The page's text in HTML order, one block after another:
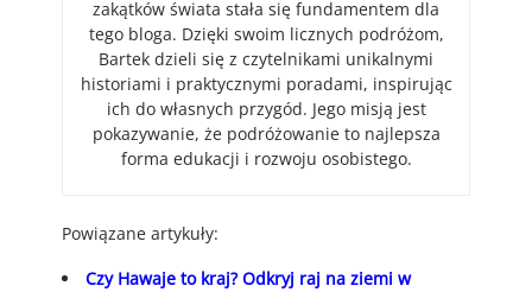
zakątków świata stała się fundamentem dla
tego bloga. Dzięki swoim licznych podróżom,
Bartek dzieli się z czytelnikami unikalnymi
historiami i praktycznymi poradami, inspirując
ich do własnych przygód. Jego misją jest
pokazywanie, że podróżowanie to najlepsza
forma edukacji i rozwoju osobistego.
Powiązane artykuły:
Czy Hawaje to kraj? Odkryj raj na ziemi w